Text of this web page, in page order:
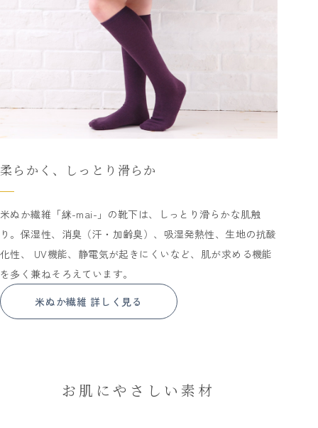
柔らかく、しっとり滑らか
米ぬか繊維「䋛-mai-」の靴下は、しっとり滑らかな肌触
り。保湿性、消臭（汗・加齢臭）、吸湿発熱性、生地の抗酸
化性、 UV機能、静電気が起きにくいなど、肌が求める機能
を多く兼ねそろえています。
米ぬか繊維 詳しく見る
お肌にやさしい素材